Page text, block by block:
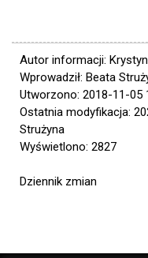
Autor informacji:
Wprowadził: Beata
Utworzono: 2018-11-05
Ostatnia modyfikacja:
Strużyna
Wyświetlono: 2827
Dziennik zmian